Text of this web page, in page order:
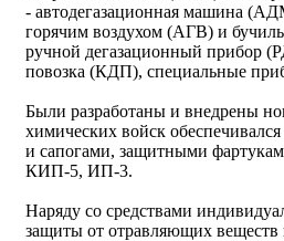
- автодегазационная машина
горячим воздухом (АГВ) и
ручной дегазационный прибор
повозка (КДП), специальные
Были разработаны и внедрены
химических войск
и сапогами, защитными
КИП-5, ИП-3.
Наряду со средствами
защиты от отравляющих